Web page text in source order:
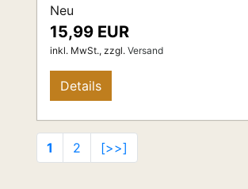
Neu
15,99 EUR
inkl. MwSt., zzgl. Versand
Details
1 2 [>>]